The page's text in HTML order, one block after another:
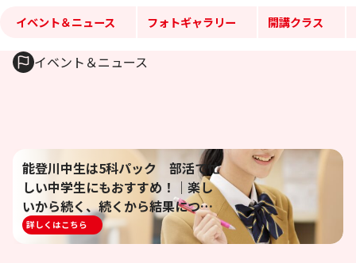
イベント＆ニュース フォトギャラリー 開講クラス
イベント＆ニュース
能登川中生は5科パック 部活で忙
しい中学生にもおすすめ！｜楽し
いから続く、続くから結果につな
がる｜スクール・ワン能登川教室
詳しくはこちら